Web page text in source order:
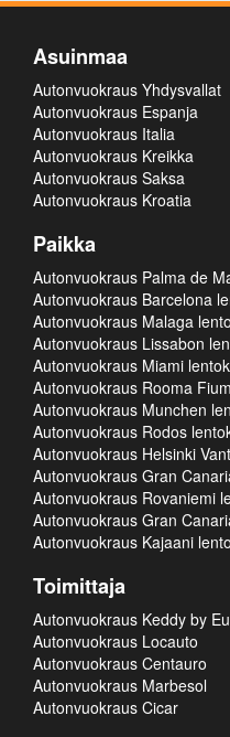
Asuinmaa
Autonvuokraus Yhdysvallat
Autonvuokraus Espanja
Autonvuokraus Italia
Autonvuokraus Kreikka
Autonvuokraus Saksa
Autonvuokraus Kroatia
Paikka
Autonvuokraus Palma de
Autonvuokraus Barcelona
Autonvuokraus Malaga
Autonvuokraus Lissabon
Autonvuokraus Miami
Autonvuokraus Rooma
Autonvuokraus Munchen
Autonvuokraus Rodos
Autonvuokraus Helsinki
Autonvuokraus Gran
Autonvuokraus Rovaniemi
Autonvuokraus Gran
Autonvuokraus Kajaani
Toimittaja
Autonvuokraus Keddy by
Autonvuokraus Locauto
Autonvuokraus Centauro
Autonvuokraus Marbesol
Autonvuokraus Cicar